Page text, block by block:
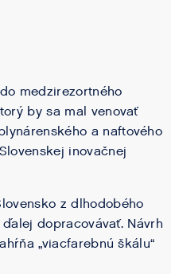
medzirezortného
by sa mal venovať
a naftového
inovačnej
z dlhodobého
dopracovávať. Návrh
„viacfarebnú škálu“